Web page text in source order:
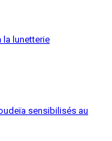
la lunetterie
sensibilisés au